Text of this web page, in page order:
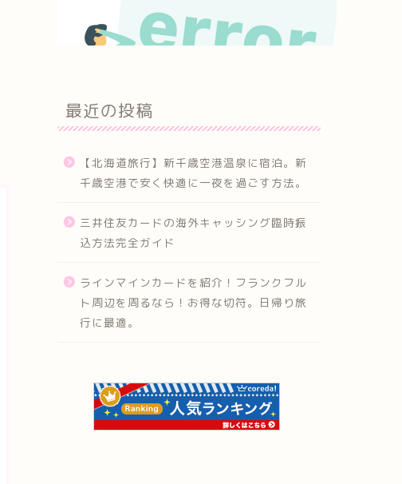
最近の投稿
【北海道旅行】新千歳空港温泉に宿泊。新
千歳空港で安く快適に一夜を過ごす方法。
三井住友カードの海外キャッシング臨時振
込方法完全ガイド
ラインマインカードを紹介！フランクフル
ト周辺を周るなら！お得な切符。日帰り旅
行に最適。